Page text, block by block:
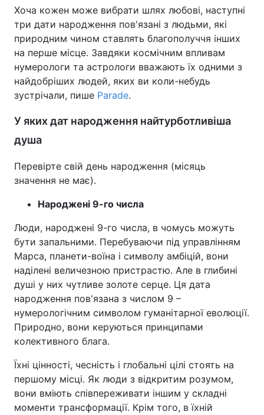
Хоча кожен може вибрати шлях любові, наступні
три дати народження пов'язані з людьми, які
природним чином ставлять благополуччя інших
на перше місце. Завдяки космічним впливам
нумерологи та астрологи вважають їх одними з
найдобріших людей, яких ви коли-небудь
зустрічали, пише Parade.
У яких дат народження найтурботливіша
душа
Перевірте свій день народження (місяць
значення не має).
Народжені 9-го числа
Люди, народжені 9-го числа, в чомусь можуть
бути запальними. Перебуваючи під управлінням
Марса, планети-воїна і символу амбіцій, вони
наділені величезною пристрастю. Але в глибині
душі у них чутливе золоте серце. Ця дата
народження пов'язана з числом 9 –
нумерологічним символом гуманітарної еволюції.
Природно, вони керуються принципами
колективного блага.
Їхні цінності, чесність і глобальні цілі стоять на
першому місці. Як люди з відкритим розумом,
вони вміють співпереживати іншим у складні
моменти трансформації. Крім того, в їхній